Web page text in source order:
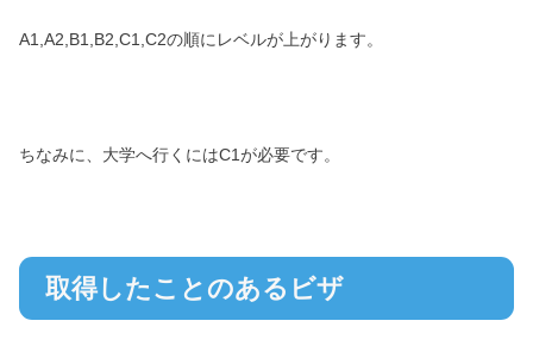
A1,A2,B1,B2,C1,C2の順にレベルが上がります。
ちなみに、大学へ行くにはC1が必要です。
取得したことのあるビザ